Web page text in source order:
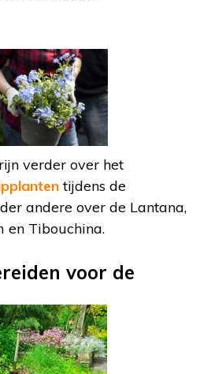
verder over het
tijdens de
andere over de Lantana,
en Tibouchina.
voor de